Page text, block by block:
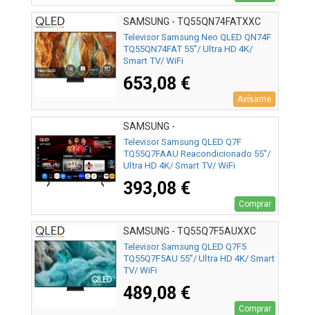
SAMSUNG - TQ55QN74FATXXC
Televisor Samsung Neo QLED QN74F
TQ55QN74FAT 55"/ Ultra HD 4K/
Smart TV/ WiFi
653,08 €
Avísame
SAMSUNG -
Televisor Samsung QLED Q7F
TQ55Q7FAAU Reacondicionado 55"/
Ultra HD 4K/ Smart TV/ WiFi
393,08 €
Comprar
SAMSUNG - TQ55Q7F5AUXXC
Televisor Samsung QLED Q7F5
TQ55Q7F5AU 55"/ Ultra HD 4K/ Smart
TV/ WiFi
489,08 €
Comprar